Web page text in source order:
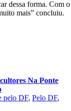
dessa forma. Com o
mais” concluiu.
Na Ponte
pelo DF,Pelo DF,